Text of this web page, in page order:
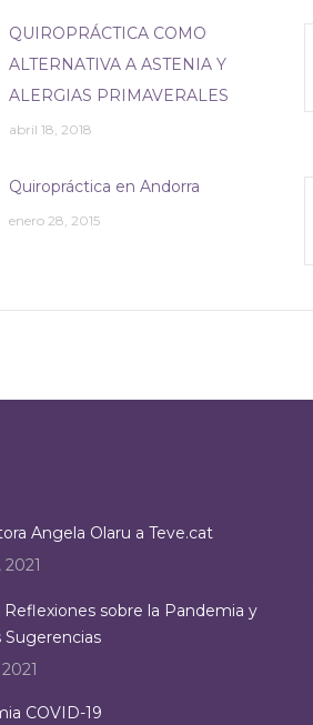
QUIROPRÁCTICA COMO
ALTERNATIVA A ASTENIA Y
ALERGIAS PRIMAVERALES
abril 18, 2018
Quiropráctica en Andorra
enero 28, 2015
Angela Olaru a Teve.cat
2021
Reflexiones sobre la Pandemia y
Sugerencias
COVID-19